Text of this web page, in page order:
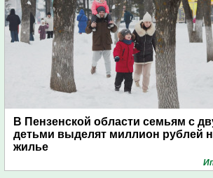
В Пензенской области семьям с
детьми выделят миллион рублей
жилье